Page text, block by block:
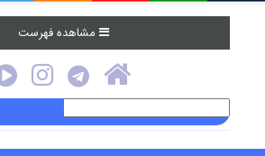
مشاهده فهرست